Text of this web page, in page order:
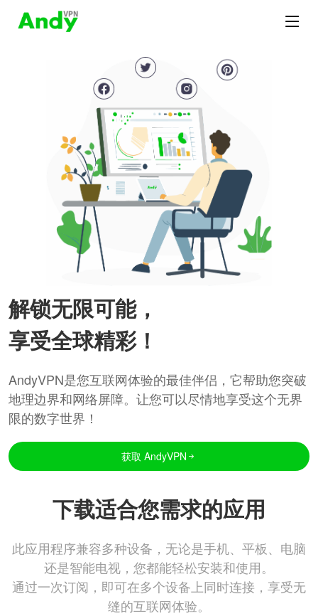
解锁无限可能，
享受全球精彩！
AndyVPN是您互联网体验的最佳伴侣，它帮助您突破
地理边界和网络屏障。让您可以尽情地享受这个无界
限的数字世界！
获取 AndyVPN
下载适合您需求的应用
此应用程序兼容多种设备，无论是手机、平板、电脑
还是智能电视，您都能轻松安装和使用。
通过一次订阅，即可在多个设备上同时连接，享受无
缝的互联网体验。